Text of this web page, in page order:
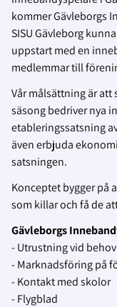
kommer Gävleborgs
SISU Gävleborg
uppstart med en
medlemmar till
Vår målsättning är
säsong bedriver nya
etableringssatsning
även erbjuda
satsningen.
Konceptet bygger på
som killar och få de
Gävleborgs
- Utrustning vid behov
- Marknadsföring på
- Kontakt med skolor
- Flygblad